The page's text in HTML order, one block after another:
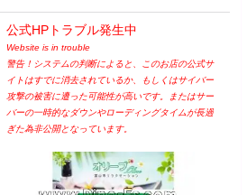
公式HPトラブル発生中
Website is in trouble
警告！システムの判断によると、このお店の公式サ
イトはすでに消去されているか、もしくはサイバー
攻撃の被害に遭った可能性が高いです。またはサー
バーの一時的なダウンやローディングタイムが長過
ぎた為非公開となっています。